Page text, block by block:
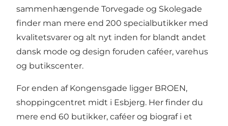
sammenhængende Torvegade og Skolegade
finder man mere end 200 specialbutikker med
kvalitetsvarer og alt nyt inden for blandt andet
dansk mode og design foruden caféer, varehus
og butikscenter.
For enden af Kongensgade ligger BROEN,
shoppingcentret midt i Esbjerg. Her finder du
mere end 60 butikker, caféer og biograf i et